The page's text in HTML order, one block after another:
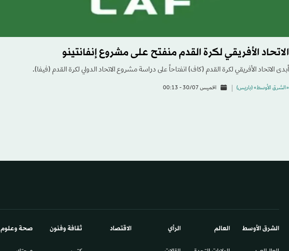
الاتحاد الأفريقي لكرة القدم منفتح على مشروع إنفانتينو
أبدى الاتحاد الأفريقي لكرة القدم (كاف) انفتاحاً على دراسة مشروع الاتحاد الدولي لكرة القدم (فيفا).
«الشرق الأوسط» (باريس) الخميس 30/07 - 00:13
الشرق الأوسط​ العالم الرأي الاقتصاد ثقافة وفنون صحة وعلوم